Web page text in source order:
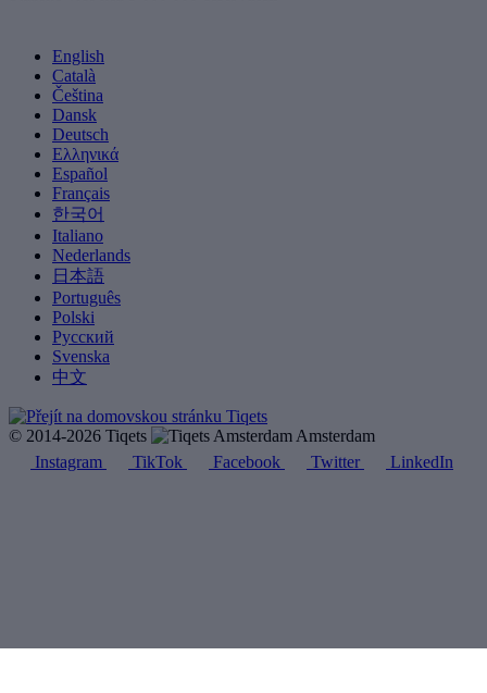
English
Català
Čeština
Dansk
Deutsch
Ελληνικά
Español
Français
한국어
Italiano
Nederlands
日本語
Português
Polski
Русский
Svenska
中文
© 2014-2026 Tiqets
Amsterdam
Instagram
TikTok Facebook Twitter LinkedIn